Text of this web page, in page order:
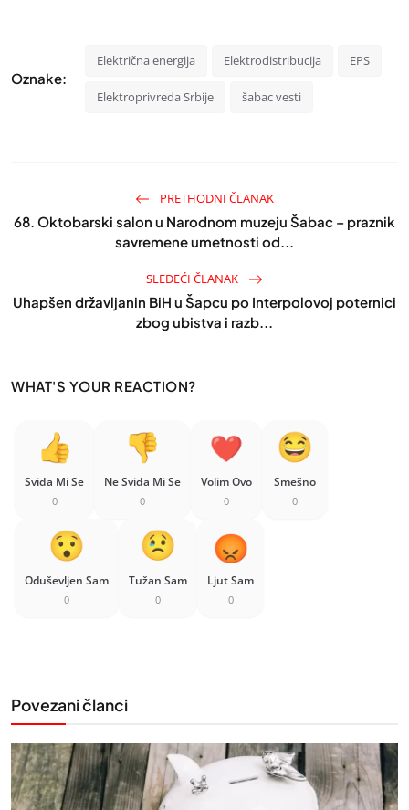
Oznake:
Električna energija Elektrodistribucija EPS
Elektroprivreda Srbije šabac vesti
PRETHODNI ČLANAK
68. Oktobarski salon u Narodnom muzeju Šabac – praznik
savremene umetnosti od...
SLEDEĆI ČLANAK
Uhapšen državljanin BiH u Šapcu po Interpolovoj poternici
zbog ubistva i razb...
WHAT'S YOUR REACTION?
Sviđa Mi Se
0
Ne Sviđa Mi Se
0
Volim Ovo
0
Smešno
0
Oduševljen Sam
0
Tužan Sam
0
Ljut Sam
0
Povezani članci